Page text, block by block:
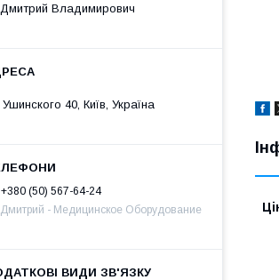
Дмитрий Владимирович
Ушинского 40, Київ, Україна
+380 (50) 567-64-24
Дмитрий - Медицинское Оборудование